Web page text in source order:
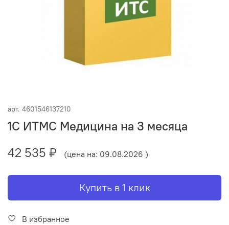
арт. 4601546137210
1С ИТМС Медицина на 3 месяца
42 535 ₽
(цена на: 09.08.2026 )
Купить в 1 клик
В избранное